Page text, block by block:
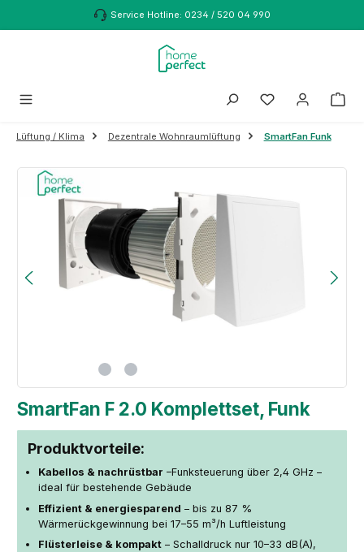
Zum Hauptinhalt springenService Hotline: 0234 / 520 04 990
Lüftung / Klima Dezentrale Wohnraumlüftung SmartFan Funk
Bildergalerie überspringen
SmartFan F 2.0 Komplettset, Funk
Produktvorteile:
Kabellos & nachrüstbar –Funksteuerung über 2,4 GHz –
ideal für bestehende Gebäude
Effizient & energiesparend – bis zu 87 %
Wärmerückgewinnung bei 17–55 m³/h Luftleistung
Flüsterleise & kompakt– Schalldruck nur 10–33 dB(A),